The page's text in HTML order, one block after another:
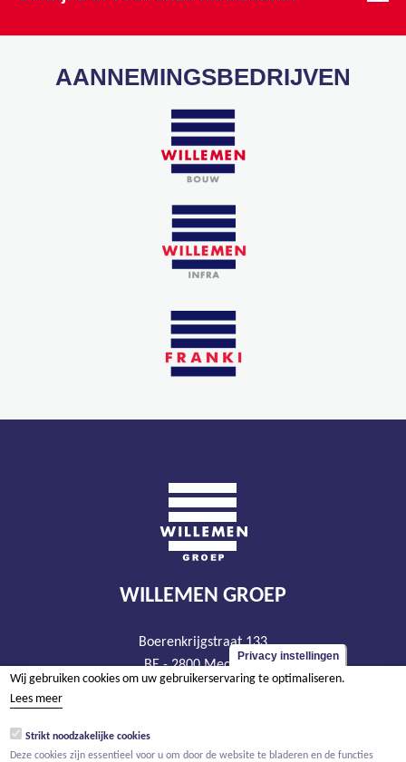
AANNEMINGSBEDRIJVEN
WILLEMEN GROEP
Boerenkrijgstraat 133
BE - 2800 Mechelen
tel +32 15 569 965
BTW BE 0466.256.432
Privacy instellingen
Wij gebruiken cookies om uw gebruikerservaring te optimaliseren.
Lees meer
Strikt noodzakelijke cookies
Deze cookies zijn essentieel voor u om door de website te bladeren en de functies